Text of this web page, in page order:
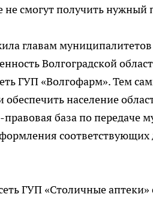
смогут получить нужный
главам
Волгоградской
ГУП «Волгофарм». Тем
население
база по передаче
ГУП «Столичные аптеки»